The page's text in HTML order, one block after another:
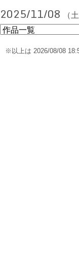
2025/11/08 （土
※以上は 2026/08/08